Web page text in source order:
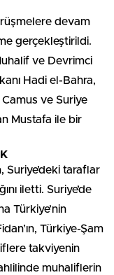
devam
gerçekleştirildi.
ve Devrimci
Hadi el-Bahra,
ve Suriye
Mustafa ile bir
Suriye’deki taraflar
iletti. Suriye’de
Türkiye’nin
Türkiye-Şam
takviyenin
muhaliflerin